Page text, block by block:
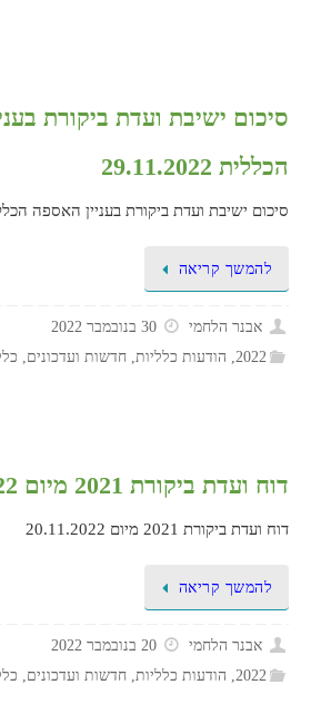
סיכום ישיבת ועדת ביקורת
הכללית 29.11.2022
סיכום ישיבת ועדת ביקורת בעניין האספה הכללית
להמשך קריאה
אבנר הלחמי
30 בנובמבר 2022
2022
, הודעות כלליות, חדשות ועדכונים,
דוח ועדת ביקורת 2021 מיום 20.11.2022
דוח ועדת ביקורת 2021 מיום 20.11.2022
להמשך קריאה
אבנר הלחמי
20 בנובמבר 2022
2022
, הודעות כלליות, חדשות ועדכונים,